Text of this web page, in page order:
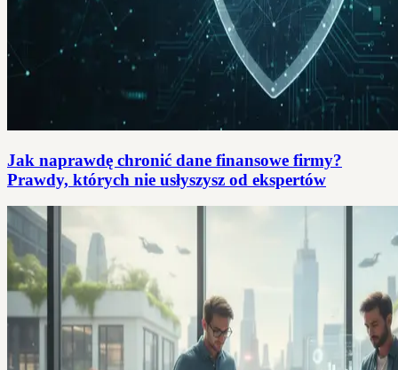
Jak naprawdę chronić dane finansowe firmy?
Prawdy, których nie usłyszysz od ekspertów